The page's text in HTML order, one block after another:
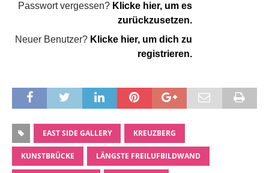
Passwort vergessen? Klicke hier, um es
zurückzusetzen.
Neuer Benutzer? Klicke hier, um dich zu
registrieren.
EAST SIDE GALLERY KREUZBERG
KUNSTBRÜCKE LÄNGSTE FREILUFBILDWAND